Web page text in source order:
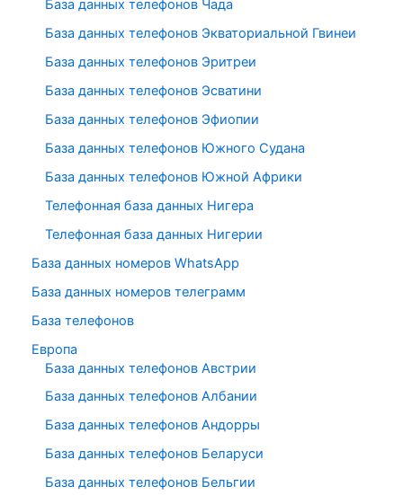
База данных телефонов Чада
База данных телефонов Экваториальной Гвинеи
База данных телефонов Эритреи
База данных телефонов Эсватини
База данных телефонов Эфиопии
База данных телефонов Южного Судана
База данных телефонов Южной Африки
Телефонная база данных Нигера
Телефонная база данных Нигерии
База данных номеров WhatsApp
База данных номеров телеграмм
База телефонов
Европа
База данных телефонов Австрии
База данных телефонов Албании
База данных телефонов Андорры
База данных телефонов Беларуси
База данных телефонов Бельгии